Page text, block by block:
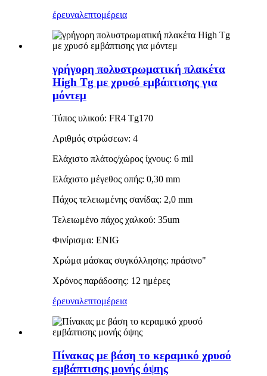
έρευναλεπτομέρεια
γρήγορη πολυστρωματική πλακέτα
High Tg με χρυσό εμβάπτισης για
μόντεμ
Τύπος υλικού: FR4 Tg170
Αριθμός στρώσεων: 4
Ελάχιστο πλάτος/χώρος ίχνους: 6 mil
Ελάχιστο μέγεθος οπής: 0,30 mm
Πάχος τελειωμένης σανίδας: 2,0 mm
Τελειωμένο πάχος χαλκού: 35um
Φινίρισμα: ENIG
Χρώμα μάσκας συγκόλλησης: πράσινο"
Χρόνος παράδοσης: 12 ημέρες
έρευναλεπτομέρεια
Πίνακας με βάση το κεραμικό χρυσό
εμβάπτισης μονής όψης